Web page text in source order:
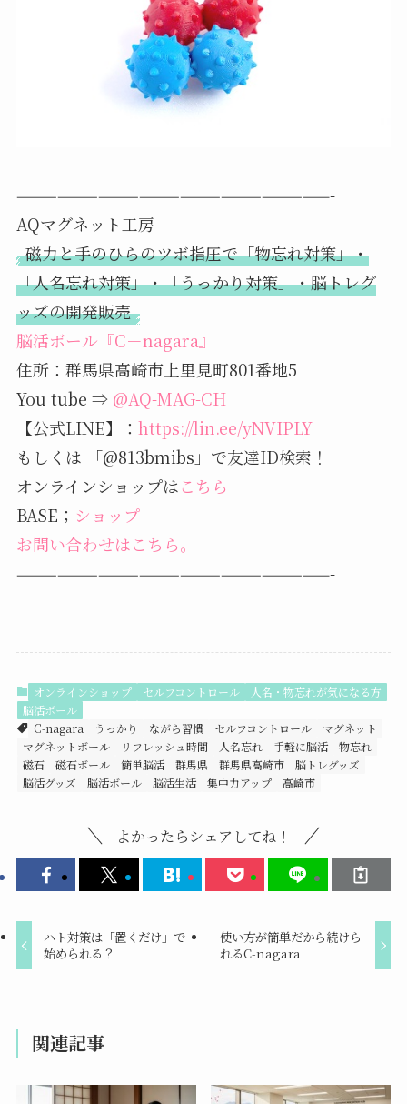
———————————————————————-
AQマグネット工房
磁力と手のひらのツボ指圧で「物忘れ対策」・
「人名忘れ対策」・「うっかり対策」・脳トレグ
ッズの開発販売
脳活ボール『C－nagara』
住所：群馬県高崎市上里見町801番地5
You tube ⇒ @AQ-MAG-CH
【公式LINE】： https://lin.ee/yNVIPLY
もしくは 「@813bmibs」で友達ID検索！
オンラインショップはこちら
BASE； ショップ
お問い合わせはこちら。
———————————————————————-
オンラインショップ セルフコントロール
人名・物忘れが気になる方
脳活ボール
C-nagara
うっかり ながら習慣 セルフコントロール
マグネット
マグネットボール
リフレッシュ時間 人名忘れ 手軽に脳活
物忘れ
磁石
磁石ボール 簡単脳活 群馬県 群馬県高崎市
脳トレグッズ
脳活グッズ
脳活ボール 脳活生活 集中力アップ 高崎市
よかったらシェアしてね！
ハト対策は「置くだけ」で
始められる？
使い方が簡単だから続けら
れるC-nagara
関連記事